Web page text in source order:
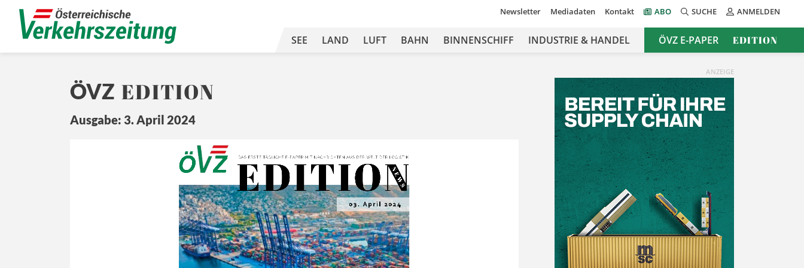
Newsletter Mediadaten Kontakt ABO SUCHE ANMELDEN
SEE LAND LUFT BAHN BINNENSCHIFF INDUSTRIE & HANDEL ÖVZ E-PAPER EDITION
ÖVZ EDITION
Ausgabe: 3. April 2024
Z
Ö EDITION
DAS ERSTE TÄ GLICHE E- PAPER MIT NACHRICHTEN A US DER WELT DER LOGISTIK
N E
W S
03. April 2024
ANZEIGE